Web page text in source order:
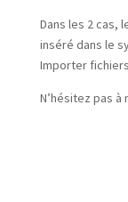
Dans les 2 cas,
inséré dans le
Importer
N’hésitez pas